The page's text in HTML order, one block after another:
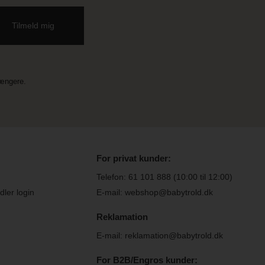
login
For privat kunder:
Telefon: 61 101 888 (10:00 til 12:00)
E-mail: webshop@babytrold.dk
Reklamation
E-mail: reklamation@babytrold.dk
For B2B/Engros kunder: